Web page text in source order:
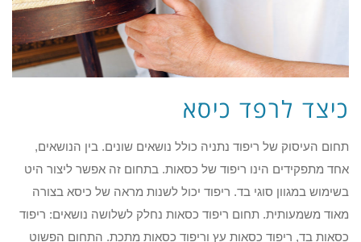
כיצד לרפד כיסא
תחום העיסוק של ריפוד נתניה כולל נושאים שונים. בין הנושאים,
אחד מתפקידים הינו ריפוד של כסאות. בתחום זה אפשר ליצור היט
בשימוש במגוון סוגי בד. ריפוד יכול לשנות מראה של כיסא בצורה
מאוד משמעותית. תחום ריפוד כסאות נחלק לשלושה נושאים: ריפוד
כסאות בד, ריפוד כסאות עץ וריפוד כסאות מתכת. התחום הפשוט